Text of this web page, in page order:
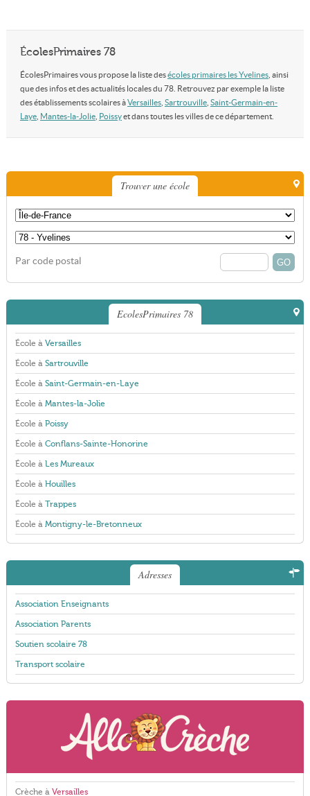
ÉcolesPrimaires 78
ÉcolesPrimaires vous propose la liste desécoles primaires les Yvelines, ainsi
que des infos et des actualités locales du 78. Retrouvez par exemple la liste
des établissements scolaires àVersailles, Sartrouville, Saint-Germain-en-
Laye, Mantes-la-Jolie, Poissyet dans toutes les villes de ce département.
Trouver une école
Par code postal
EcolesPrimaires 78
École à Versailles
École à Sartrouville
École à Saint-Germain-en-Laye
École à Mantes-la-Jolie
École à Poissy
École à Conflans-Sainte-Honorine
École à Les Mureaux
École à Houilles
École à Trappes
École à Montigny-le-Bretonneux
Adresses
Association Enseignants
Association Parents
Soutien scolaire 78
Transport scolaire
Crèche à Versailles